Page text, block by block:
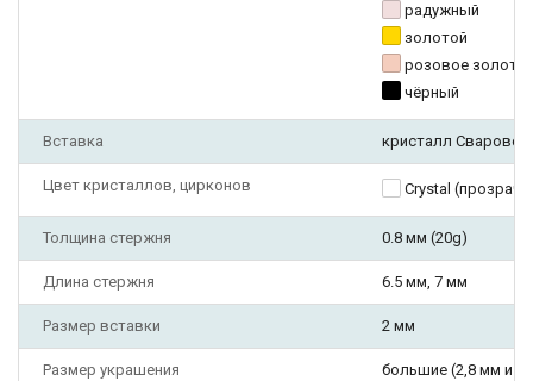
радужный
золотой
розовое золото
чёрный
Вставка кристалл
Цвет кристаллов, цирконов Crystal
Толщина стержня 0.8 мм (20g)
Длина стержня 6.5 мм, 7 мм
Размер вставки 2 мм
Размер украшения большие (2,8 мм и